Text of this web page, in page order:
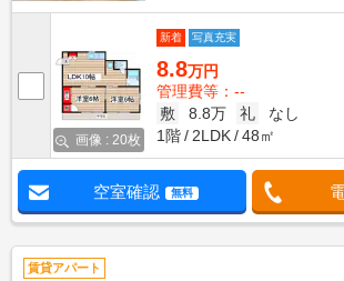
画像 : 20枚
新着 写真充実
8.8万円
管理費等：--
敷
8.8万 礼
なし
1階
2LDK 48㎡
空室確認 無料
賃貸アパート